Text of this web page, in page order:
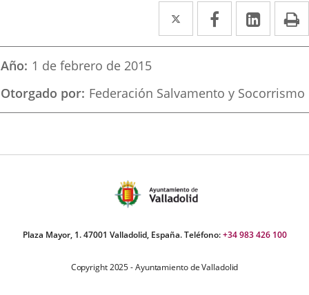
Twitter
Enlace
a
aplicación
externa.
Facebook
Enlace
a
aplicación
externa.
Enlace
a
Año 1 de febrero de 2015
Otorgado por Federación Salvamento y Socorrismo
Plaza Mayor, 1. 47001 Valladolid, España. Teléfono:+34 983 426 100
Copyright 2025 - Ayuntamiento de Valladolid